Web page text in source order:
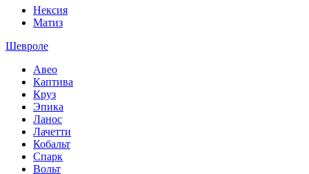
Нексия
Матиз
Шевроле
Авео
Каптива
Круз
Эпика
Ланос
Лачетти
Кобальт
Спарк
Вольт